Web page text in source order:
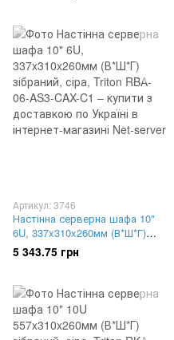
Артикул: 3746
Настінна серверна шафа 10"
6U, 337x310x260мм (В*Ш*Г)
зібраний, сіра, Triton RBA-06-
AS3-CAX-C1
5 343.75 грн